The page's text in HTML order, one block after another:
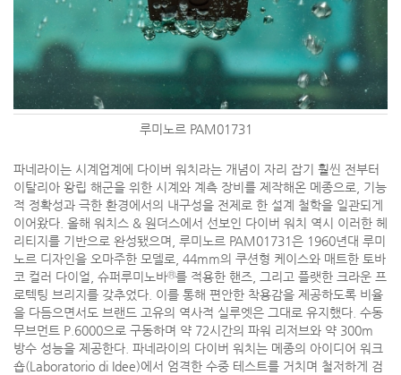
루미노르 PAM01731
파네라이는 시계업계에 다이버 워치라는 개념이 자리 잡기 훨씬 전부터
이탈리아 왕립 해군을 위한 시계와 계측 장비를 제작해온 메종으로, 기능
적 정확성과 극한 환경에서의 내구성을 전제로 한 설계 철학을 일관되게
이어왔다. 올해 워치스 & 원더스에서 선보인 다이버 워치 역시 이러한 헤
리티지를 기반으로 완성됐으며, 루미노르 PAM01731은 1960년대 루미
노르 디자인을 오마주한 모델로, 44mm의 쿠션형 케이스와 매트한 토바
코 컬러 다이얼, 슈퍼루미노바Ⓡ를 적용한 핸즈, 그리고 플랫한 크라운 프
로텍팅 브리지를 갖추었다. 이를 통해 편안한 착용감을 제공하도록 비율
을 다듬으면서도 브랜드 고유의 역사적 실루엣은 그대로 유지했다. 수동
무브먼트 P.6000으로 구동하며 약 72시간의 파워 리저브와 약 300m
방수 성능을 제공한다. 파네라이의 다이버 워치는 메종의 아이디어 워크
숍(Laboratorio di Idee)에서 엄격한 수중 테스트를 거치며 철저하게 검